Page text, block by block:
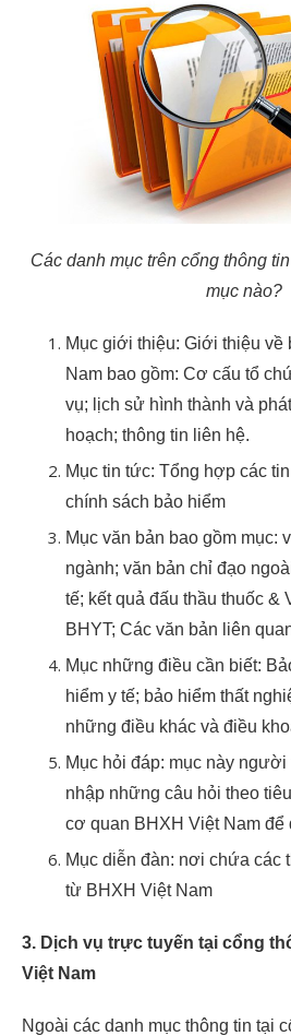
Các danh mục trên cổng thông
mục nào?
Mục giới thiệu: Giới thiệu về
Nam bao gồm: Cơ cấu tổ
vụ; lịch sử hình thành và
hoạch; thông tin liên hệ.
Mục tin tức: Tổng hợp các
chính sách bảo hiểm
Mục văn bản bao gồm mục:
ngành; văn bản chỉ đạo
tế; kết quả đấu thầu thuốc &
BHYT; Các văn bản liên
Mục những điều cần biết:
hiểm y tế; bảo hiểm thất
những điều khác và điều
Mục hỏi đáp: mục này
nhập những câu hỏi theo
cơ quan BHXH Việt Nam
Mục diễn đàn: nơi chứa các
từ BHXH Việt Nam
3. Dịch vụ trực tuyến tại cổng
Việt Nam
Ngoài các danh mục thông tin tại